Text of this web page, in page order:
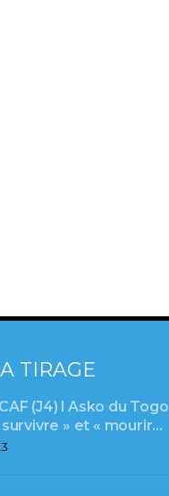
TIRAGE
(J4) l Asko du Togo
» et « mourir…